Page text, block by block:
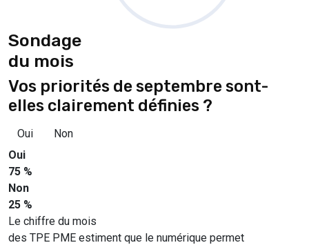
Sondage
du mois
Vos priorités de septembre sont-
elles clairement définies ?
Oui
Non
Oui
75 %
Non
25 %
Le chiffre du mois
des TPE PME estiment que le numérique permet